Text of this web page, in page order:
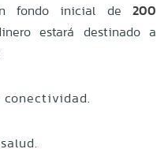
fondo inicial de 200
estará destinado a